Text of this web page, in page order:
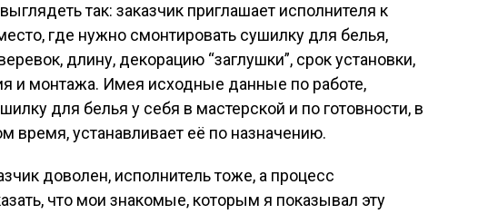
так: заказчик приглашает исполнителя к
где нужно смонтировать сушилку для белья,
длину, декорацию “заглушки”, срок установки,
и монтажа. Имея исходные данные по работе,
для белья у себя в мастерской и по готовности, в
время, устанавливает её по назначению.
доволен, исполнитель тоже, а процесс
что мои знакомые, которым я показывал эту